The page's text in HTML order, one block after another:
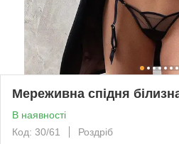
Мереживна спідня
В наявності
Код: 30/61
Роздріб